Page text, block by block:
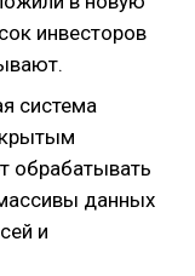
инвесторов
система
обрабатывать
данных
и